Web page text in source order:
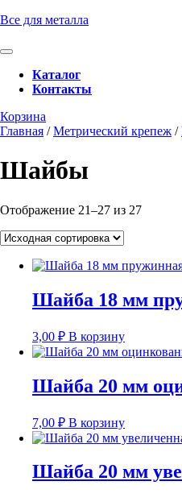
Перейти
содержимому
Все для металла
Кнопка
ОткрытьКаталог
Контакты
Кнопка
Закрыть
Корзина
консультацию
Главная /Метрический крепеж /
Шайбы
Отображение 21–27 из 27
Шайба 18 мм
3,00 ₽ В корзину
Шайба 20 мм
7,00 ₽ В корзину
Шайба 20 мм